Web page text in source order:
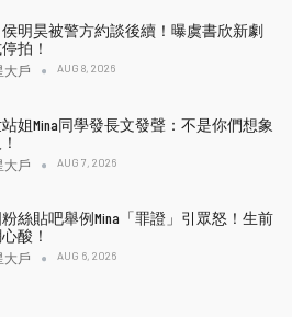
明昊被警方約談後續！曝虞書欣新劇
拍！
大戶 AUG 8, 2026
姐Mina同學發長文發聲：不是你們想象
大戶 AUG 7, 2026
絲貼吧舉例Mina「罪證」引眾怒！生前
酸！
大戶 AUG 6, 2026